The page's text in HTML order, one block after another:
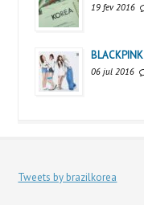
19 fev 2016
06 jul 2016
Tweets by brazilkorea